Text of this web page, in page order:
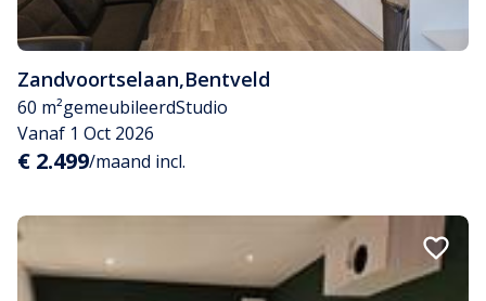
Zandvoortselaan,Bentveld
60 m²gemeubileerdStudio
Vanaf 1 Oct 2026
€ 2.499/maand incl.